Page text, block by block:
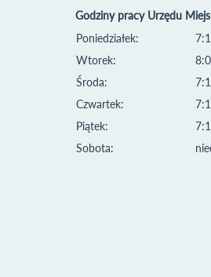
Godziny pracy Urzędu
Poniedziałek:
Wtorek:
Środa:
Czwartek:
Piątek:
Sobota: